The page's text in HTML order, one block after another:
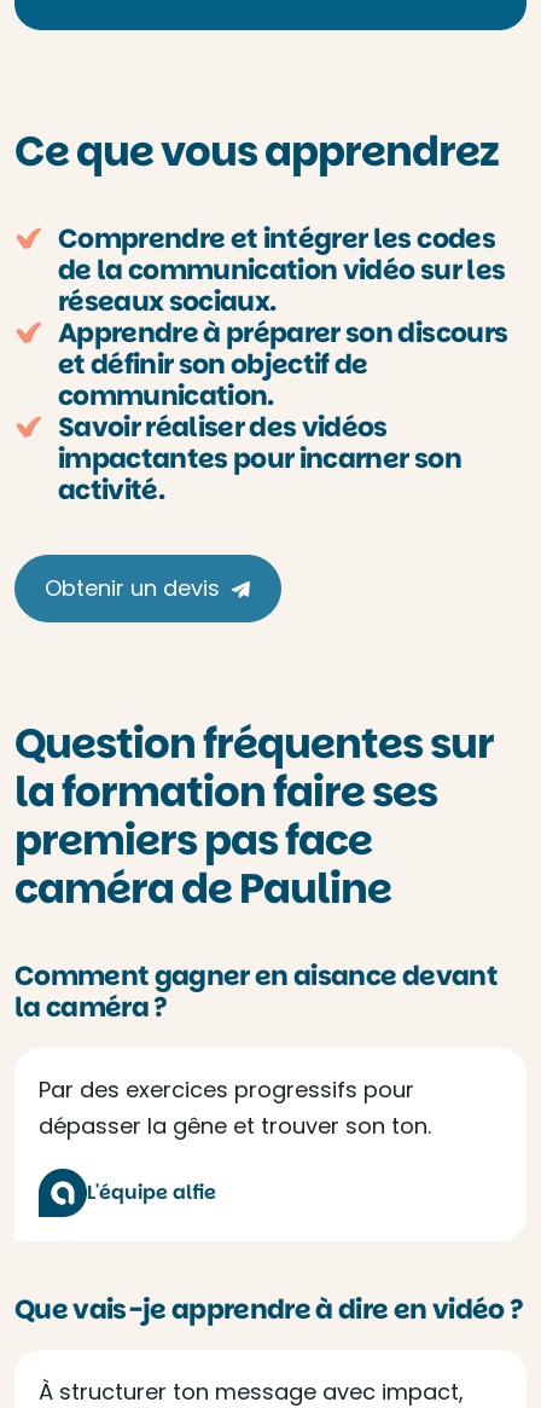
Ce que vous apprendrez
Comprendre et intégrer les codes
de la communication vidéo sur les
réseaux sociaux.
Apprendre à préparer son discours
et définir son objectif de
communication.
Savoir réaliser des vidéos
impactantes pour incarner son
activité.
Obtenir un devis
Question fréquentes sur
la formation faire ses
premiers pas face
caméra de Pauline
Comment gagner en aisance devant
la caméra ?
Par des exercices progressifs pour
dépasser la gêne et trouver son ton.
L'équipe alfie
Que vais-je apprendre à dire en vidéo ?
À structurer ton message avec impact,